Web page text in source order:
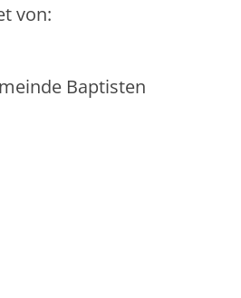
von:
Baptisten